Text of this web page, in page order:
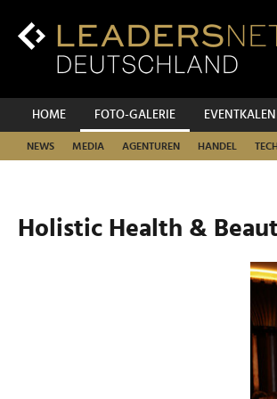
Inhalt
Hauptnavigation
HOME FOTO-GALERIE
NEWS MEDIA AGENTUREN HANDEL
Holistic Health &